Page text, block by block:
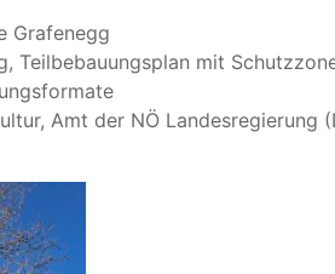
Grafenegg
Teilbebauungsplan mit
Amt der NÖ Landesregierung